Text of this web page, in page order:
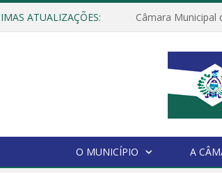
ATUALIZAÇÕES:
O MUNICÍPIO A